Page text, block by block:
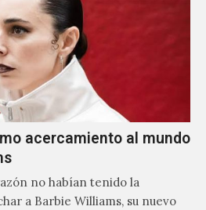
acercamiento al mundo
no habían tenido la
a Barbie Williams, su nuevo